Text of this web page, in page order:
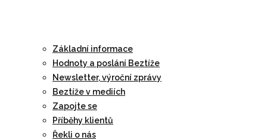
Základní informace
Hodnoty a poslání Beztíže
Newsletter, výroční zprávy
Beztíže v mediích
Zapojte se
Příběhy klientů
Řekli o nás